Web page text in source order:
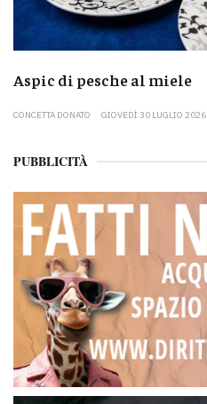
Aspic di pesche al miele
CONCETTA DONATO GIOVEDÌ 30 LUGLIO 2026
PUBBLICITÀ